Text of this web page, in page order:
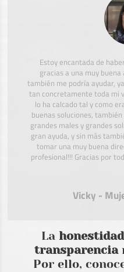
Estoy encantada de
gracias a una muy
también me podría ayudar,
tan concretamente toda mi
lo ha calcado tal y como
buenas soluciones,
grandes males y grandes
gran ayuda, y sin más
tomar una muy buena
profesional!!! Gracias por
Vicky -
La honestidad
transparencia
Por ello,